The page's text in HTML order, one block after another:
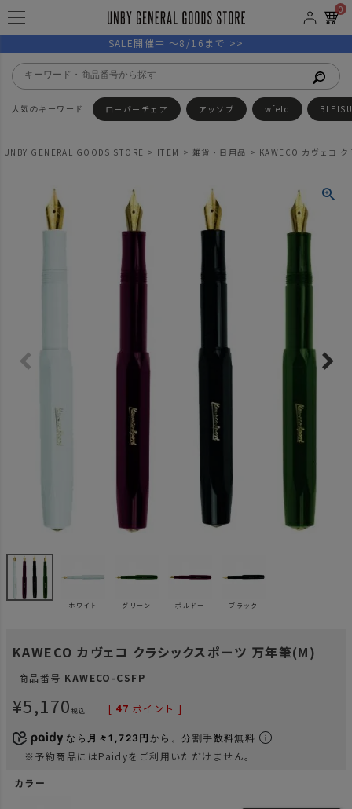
0
SALE開催中 ～8/16まで >>
ローバーチェア アッソブ wfeld
UNBY GENERAL GOODS STORE ITEM 雑貨・日用品 KAWECO カヴェコ
ホワイト グリーン ボルドー ブラック
KAWECO カヴェコ クラシックスポーツ 万年筆(M)
商品番号 KAWECO-CSFP
¥5,170 税込 [ 47 ポイント ]
なら 月々1,723円 から。分割手数料無料
※予約商品にはPaidyをご利用いただけません。
カラー